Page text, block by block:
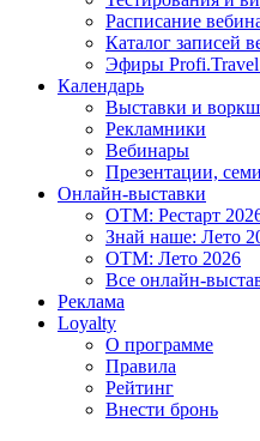
Расписание
Каталог записей
Эфиры Profi.Travel
Календарь
Выставки и
Рекламники
Вебинары
Презентации,
Онлайн-выставки
OTM: Рестарт
Знай наше: Лето
OTM: Лето 2026
Все онлайн-
Реклама
Loyalty
О программе
Правила
Рейтинг
Внести бронь